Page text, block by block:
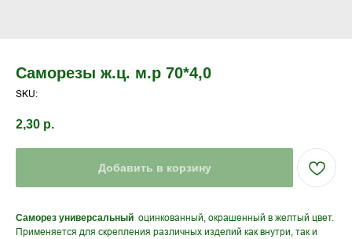
Саморезы ж.ц. м.р 70*4,0
SKU:
2,30 р.
Добавить в корзину
Саморез универсальный оцинкованный, окрашенный в желтый цвет.
Применяется для скрепления различных изделий как внутри, так и